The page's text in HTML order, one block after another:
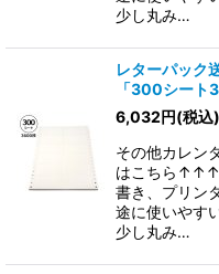
少し丸み…
レターパック
「300シート
6,032円(税込)
その他カレン
はこちら↑↑↑
書き、プリン
途に使いやす
少し丸み…